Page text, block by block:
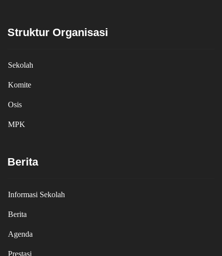
Struktur Organisasi
Sekolah
Komite
Osis
MPK
Berita
Informasi Sekolah
Berita
Agenda
Prestasi